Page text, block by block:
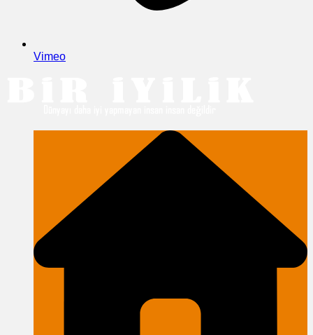
Vimeo